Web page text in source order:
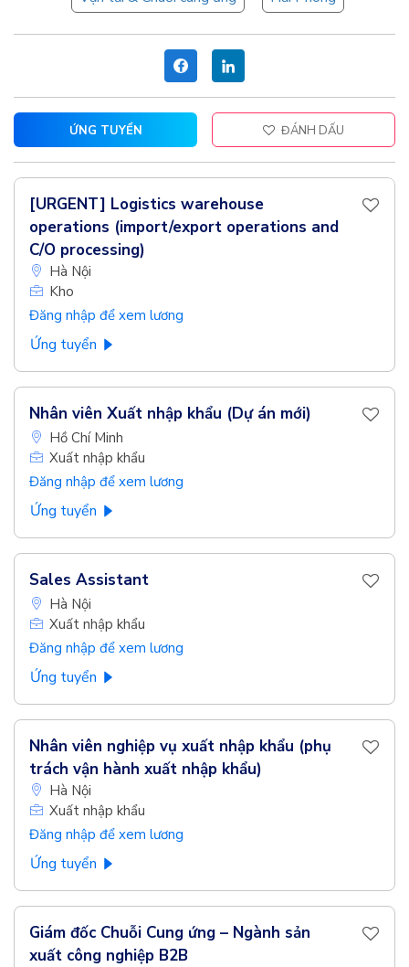
ỨNG TUYỂN ĐÁNH DẤU
[URGENT] Logistics warehouse
operations (import/export operations and
C/O processing)
Hà Nội
Kho
Đăng nhập để xem lương
Ứng tuyển
Nhân viên Xuất nhập khẩu (Dự án mới)
Hồ Chí Minh
Xuất nhập khẩu
Đăng nhập để xem lương
Ứng tuyển
Sales Assistant
Hà Nội
Xuất nhập khẩu
Đăng nhập để xem lương
Ứng tuyển
Nhân viên nghiệp vụ xuất nhập khẩu (phụ
trách vận hành xuất nhập khẩu)
Hà Nội
Xuất nhập khẩu
Đăng nhập để xem lương
Ứng tuyển
Giám đốc Chuỗi Cung ứng – Ngành sản
xuất công nghiệp B2B